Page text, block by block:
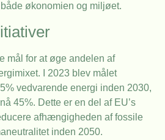
økonomien og miljøet.
mål for at øge andelen af
I 2023 blev målet
vedvarende energi inden 2030,
45%. Dette er en del af EU’s
afhængigheden af fossile
inden 2050.